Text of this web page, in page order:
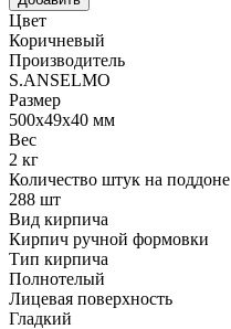
Цвет
Коричневый
Производитель
S.ANSELMO
Размер
500х49х40 мм
Вес
2 кг
Количество штук на поддоне
288 шт
Вид кирпича
Кирпич ручной формовки
Тип кирпича
Полнотелый
Лицевая поверхность
Гладкий